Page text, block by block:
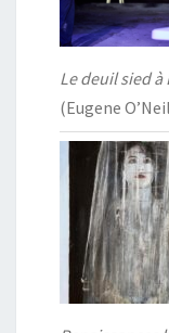
Le deuil sied
(Eugene